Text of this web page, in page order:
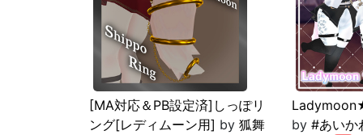
[MA対応＆PB設定済]しっぽリ
ング[レディムーン用] by 狐舞
by #あいか